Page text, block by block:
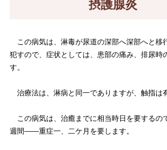
摂護腺炎
この病気は、淋毒が尿道の深部へ深部へと移
犯すので、症状としては、患部の痛み、排尿時
す。
治療法は、淋病と同一でありますが、触指は
この病気は、治癒までに相当時日を要するの
週間――重症一、二ケ月を要します。